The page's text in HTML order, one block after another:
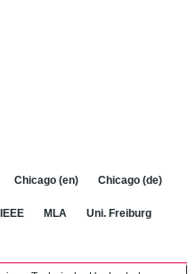
Chicago (en) Chicago (de)
IEEE MLA Uni. Freiburg